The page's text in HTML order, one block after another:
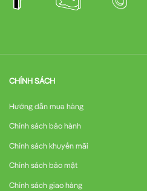
CHÍNH SÁCH
Hướng dẫn mua hàng
Chính sách bảo hành
Chính sách khuyến mãi
Chính sách bảo mật
Chính sách giao hàng